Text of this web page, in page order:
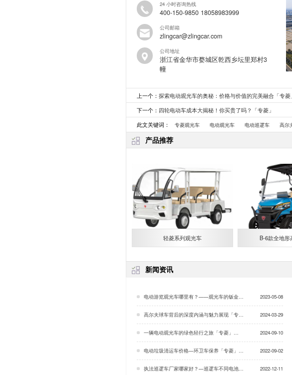
24 小时咨询热线
400-150-9850 18058983999
公司邮箱
zlingcar@zlingcar.com
公司地址
浙江省金华市婺城区乾西乡坛里郑村3
幢
上一个： 探索电动观光车的奥秘：价格与价值的完美融合「专菱
下一个： 四轮电动车成本大揭秘！你买贵了吗？「专菱」
此文关键词：
专菱观光车 电动观光车 电动巡逻车 高尔
产品推荐
轻菱系列观光车 B-6款全地形
新闻资讯
电动游览观光车哪里有？——观光车的钣金技术对比玻璃钢技术「专菱」… 2023-05-08
高尔夫球车背后的深度内涵与魅力展现「专菱」… 2024-03-29
一辆电动观光车的绿色轻行之旅「专菱」… 2024-09-10
电动垃圾清运车价格—环卫车保养「专菱」… 2022-09-02
执法巡逻车厂家哪家好？—巡逻车不同电池的区别[专菱]… 2022-12-11